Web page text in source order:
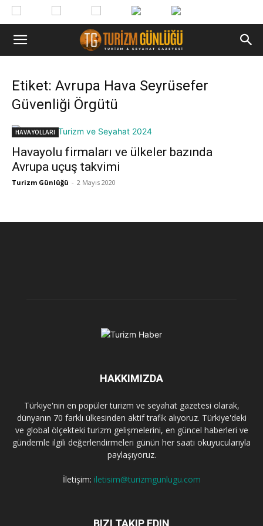
Etiket: Avrupa Hava Seyrüsefer
Güvenliği Örgütü
HAVAYOLLARI
Havayolu firmaları ve ülkeler bazında
Avrupa uçuş takvimi
Turizm Günlüğü - 2 Mayıs 2020
HAKKIMIZDA
Türkiye'nin en popüler turizm ve seyahat gazetesi olarak,
dünyanın 70 farklı ülkesinden aktif trafik alıyoruz. Türkiye'deki
ve global ölçekteki turizm gelişmelerini, en güncel haberleri ve
gündemle ilgili değerlendirmeleri günün her saati okuyucularıyla
paylaşıyoruz.
İletişim: iletisim@turizmgunlugu.com
BIZI TAKIP EDIN